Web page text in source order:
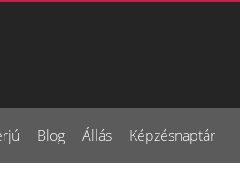
Blog Állás Képzésnaptár